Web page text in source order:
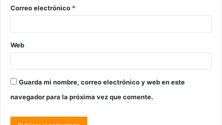
Correo electrónico *
Web
Guarda mi nombre, correo electrónico y web en este
navegador para la próxima vez que comente.